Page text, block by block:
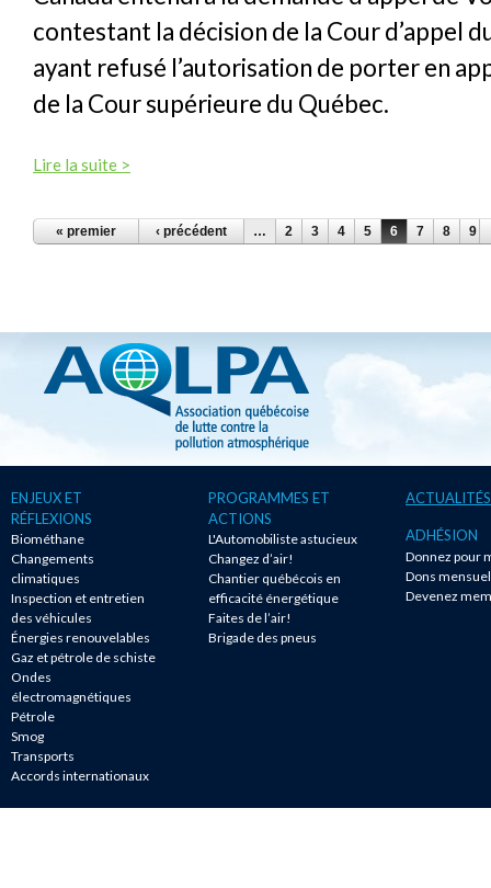
contestant la décision de la Cour d’appel
ayant refusé l’autorisation de porter en
de la Cour supérieure du Québec.
Lire la suite >
PAGES
« premier ‹ précédent … 2 3 4 5 6 7 8 9
ENJEUX ET
RÉFLEXIONS
Biométhane
Changements
climatiques
Inspection et entretien
des véhicules
Énergies renouvelables
Gaz et pétrole de schiste
Ondes
électromagnétiques
Pétrole
Smog
Transports
Accords internationaux
PROGRAMMES ET
ACTIONS
L'Automobiliste astucieux
Changez d’air!
Chantier québécois en
efficacité énergétique
Faites de l’air!
Brigade des pneus
ACTUALITÉS
ADHÉSION
Donnez pour
Dons
Devenez